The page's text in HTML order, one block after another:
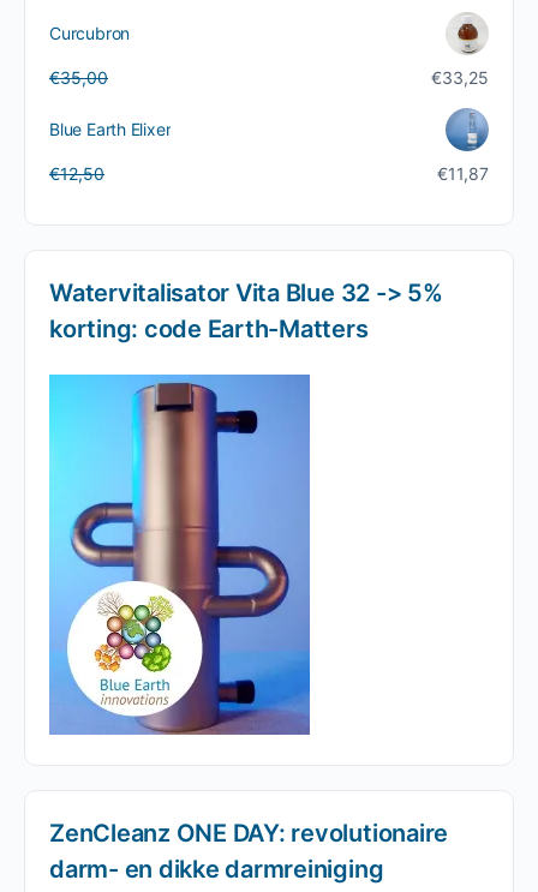
€99,50.
€94,52.
Curcubron
€35,00Oorspronkelijke
was:
€35,00.
€33,25
Huidige
is:
€33,25.
Blue Earth Elixer
€12,50Oorspronkelijke
€11,87
Huidige
Watervitalisator Vita Blue 32 -> 5%
korting: code Earth-Matters
ZenCleanz ONE DAY: revolutionaire
darm- en dikke darmreiniging